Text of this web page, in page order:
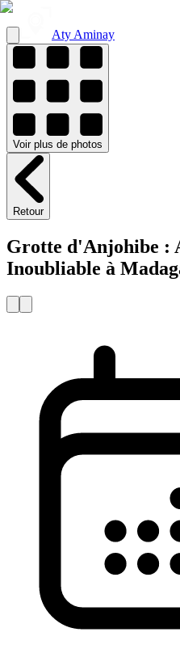
Aty Aminay
Voir plus de photos
Retour
Grotte d'Anjohibe :
Inoubliable à